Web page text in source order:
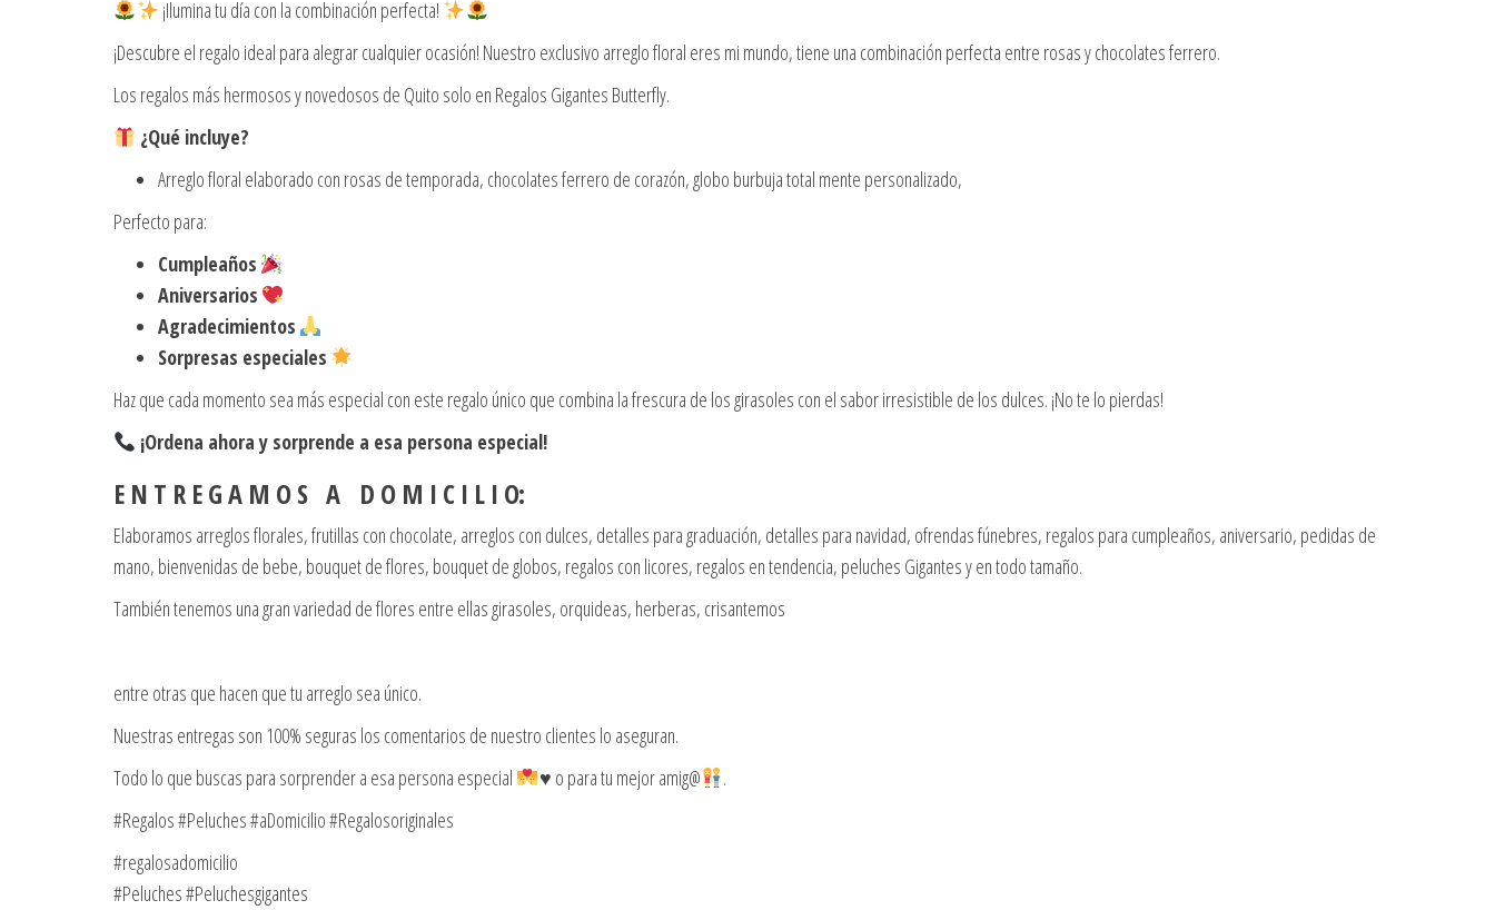
¡Ilumina tu día con la combinación perfecta!
¡Descubre el regalo ideal para alegrar cualquier ocasión! Nuestro exclusivo arreglo floral eres mi mundo, tiene una combinación perfecta entre rosas y chocolates ferrero.
Los regalos más hermosos y novedosos de Quito solo en Regalos Gigantes Butterfly.
¿Qué incluye?
Arreglo floral elaborado con rosas de temporada, chocolates ferrero de corazón, globo burbuja total mente personalizado,
Perfecto para:
Cumpleaños
Aniversarios
Agradecimientos
Sorpresas especiales
Haz que cada momento sea más especial con este regalo único que combina la frescura de los girasoles con el sabor irresistible de los dulces. ¡No te lo pierdas!
¡Ordena ahora y sorprende a esa persona especial!
E N T R E G A M O S A D O M I C I L I O:
Elaboramos arreglos florales, frutillas con chocolate, arreglos con dulces, detalles para graduación, detalles para navidad, ofrendas fúnebres, regalos para cumpleaños, aniversario, pedidas de
mano, bienvenidas de bebe, bouquet de flores, bouquet de globos, regalos con licores, regalos en tendencia, peluches Gigantes y en todo tamaño.
También tenemos una gran variedad de flores entre ellas girasoles, orquideas, herberas, crisantemos
entre otras que hacen que tu arreglo sea único.
Nuestras entregas son 100% seguras los comentarios de nuestro clientes lo aseguran.
Todo lo que buscas para sorprender a esa persona especial
♥️ o para tu mejor amig@
.
#Regalos #Peluches #aDomicilio #Regalosoriginales
#regalosadomicilio
#Peluches #Peluchesgigantes